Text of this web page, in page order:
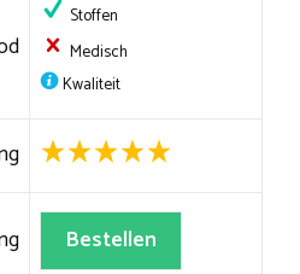
Stoffen
Medisch
Kwaliteit
Bestellen